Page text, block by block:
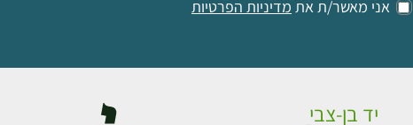
אני מאשר/ת את מדיניות הפרטיות
יד בן-צבי